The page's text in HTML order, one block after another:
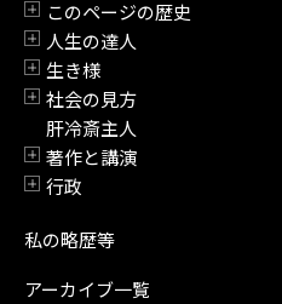
開閉
このページの歴史
開閉
人生の達人
開閉
生き様
開閉
社会の見方
肝冷斎主人
開閉
著作と講演
開閉
行政
私の略歴等
アーカイブ一覧